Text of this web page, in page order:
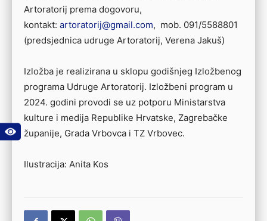
Artoratorij prema dogovoru,
kontakt: artoratorij@gmail.com, mob. 091/5588801
(predsjednica udruge Artoratorij, Verena Jakuš)
Izložba je realizirana u sklopu godišnjeg Izložbenog
programa Udruge Artoratorij. Izložbeni program u
2024. godini provodi se uz potporu Ministarstva
kulture i medija Republike Hrvatske, Zagrebačke
županije, Grada Vrbovca i TZ Vrbovec.
Ilustracija: Anita Kos